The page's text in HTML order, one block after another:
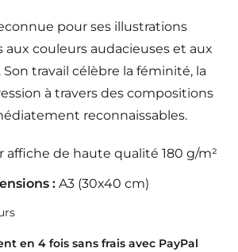
pour ses illustrations
couleurs audacieuses et aux
travail célèbre la féminité, la
à travers des compositions
reconnaissables.
affiche de haute qualité 180 g/m²
: A3 (30x40 cm)
en 4 fois sans frais avec PayPal